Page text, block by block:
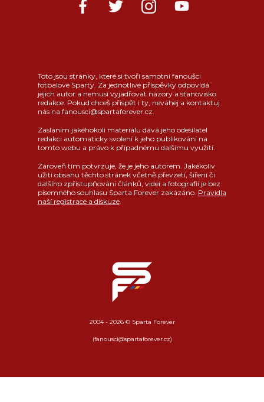
Toto jsou stránky, které si tvoří samotní fanoušci
fotbalové Sparty. Za jednotlivé příspěvky odpovídá
jejich autor a nemusí vyjadřovat názory a stanovisko
redakce. Pokud chceš přispět i ty, neváhej a kontaktuj
nás na fanousci@spartaforever.cz.
Zasláním jakéhokoli materiálu dává jeho odesílatel
redakci automaticky svolení k jeho publikování na
tomto webu a právo k případnému dalšímu využití.
Zároveň tím potvrzuje, že je jeho autorem. Jakékoliv
užití obsahu těchto stránek včetně převzetí, šíření či
dalšího zpřístupňování článků, videí a fotografií je bez
písemného souhlasu Sparta Forever zakázáno. Pravidla
naší registrace a diskuze.
2004 - 2026 © Sparta Forever
(fanousci@spartaforever.cz)